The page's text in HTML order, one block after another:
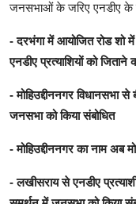
जनसभाओं के जरिए एनडीए के
- दरभंगा में आयोजित रोड शो
एनडीए प्रत्याशियों को जिताने
- मोहिउद्दीननगर विधानसभा
जनसभा को किया संबोधित
- मोहिउद्दीननगर का नाम अब
- लखीसराय से एनडीए